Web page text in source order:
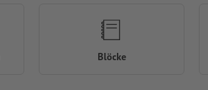
Blöcke